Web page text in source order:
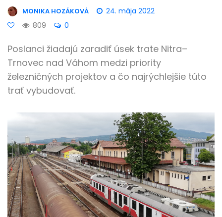
MONIKA HOZÁKOVÁ
24. mája 2022
809
0
Poslanci žiadajú zaradiť úsek trate Nitra–
Trnovec nad Váhom medzi priority
železničných projektov a čo najrýchlejšie túto
trať vybudovať.